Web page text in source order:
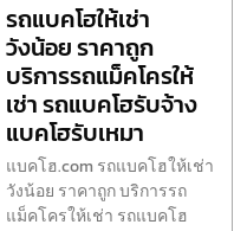
รถแบคโฮให้เช่า
วังน้อย ราคาถูก
บริการรถแม็คโครให้
เช่า รถแบคโฮรับจ้าง
แบคโฮรับเหมา
แบคโฮ.com รถแบคโฮให้เช่า
วังน้อย ราคาถูก บริการรถ
แม็คโครให้เช่า รถแบคโฮ